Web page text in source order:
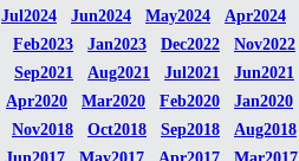
Jul2024 Jun2024 May2024 Apr2024
Feb2023 Jan2023 Dec2022 Nov2022
Sep2021 Aug2021 Jul2021 Jun2021
Apr2020 Mar2020 Feb2020 Jan2020
Nov2018 Oct2018 Sep2018 Aug2018